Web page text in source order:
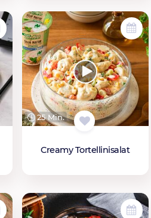
25 Min.
Creamy Tortellinisalat